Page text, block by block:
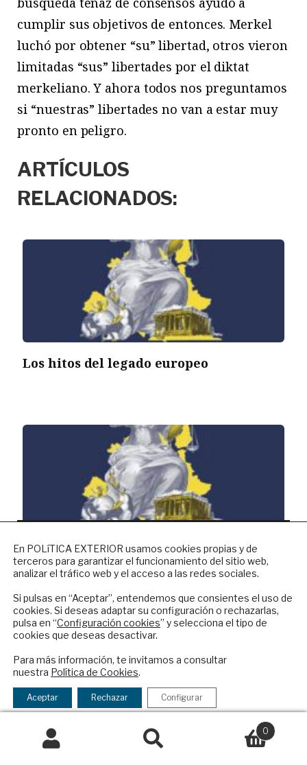
cumplir sus objetivos de entonces. Merkel
luchó por obtener “su” libertad, otros vieron
limitadas “sus” libertades por el diktat
merkeliano. Y ahora todos nos preguntamos
si “nuestras” libertades no van a estar muy
pronto en peligro.
ARTÍCULOS
RELACIONADOS:
Los hitos del legado europeo
Los hitos del legado europeo
La herencia envenenada de Merkel
Buscar
0
En POLíTICA EXTERIOR usamos cookies propias y de
terceros para garantizar el funcionamiento del sitio web,
analizar el tráfico web y el acceso a las redes sociales.
Si pulsas en “Aceptar”, entendemos que consientes el uso de
cookies. Si deseas adaptar su configuración o rechazarlas,
pulsa en “Configuración cookies” y selecciona el tipo de
cookies que deseas desactivar.
Para más información, te invitamos a consultar
nuestra Política de Cookies.
Aceptar Rechazar Configurar
NEWSLETTER
Suscríbase a nuestro boletín electrónico y
reciba en su correo el mejor análisis
internacional en español.
Checkbox
acepto
la
política
de
política de privacidad